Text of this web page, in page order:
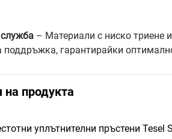
– Материали с ниско триене
поддръжка, гарантирайки
на продукта
уплътнителни пръстени Tesel